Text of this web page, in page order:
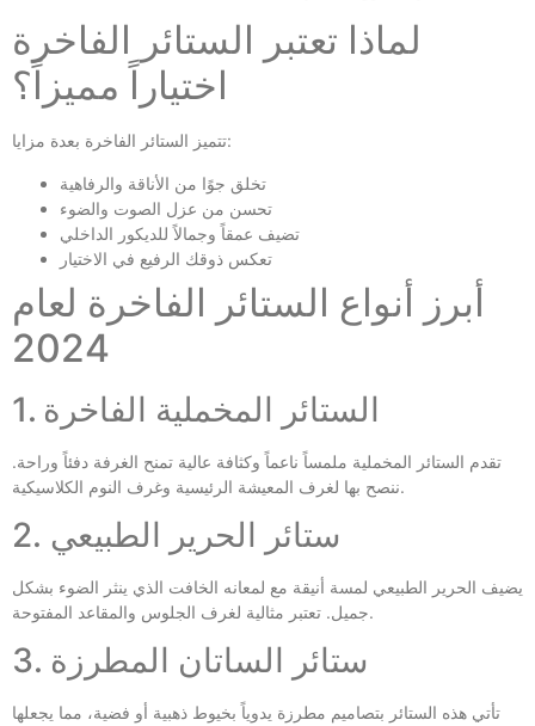
لماذا تعتبر الستائر الفاخرة
اختياراً مميزاً؟
تتميز الستائر الفاخرة بعدة مزايا:
تخلق جوًا من الأناقة والرفاهية
تحسن من عزل الصوت والضوء
تضيف عمقاً وجمالاً للديكور الداخلي
تعكس ذوقك الرفيع في الاختيار
أبرز أنواع الستائر الفاخرة لعام
2024
1. الستائر المخملية الفاخرة
تقدم الستائر المخملية ملمساً ناعماً وكثافة عالية تمنح الغرفة دفئاً وراحة.
ننصح بها لغرف المعيشة الرئيسية وغرف النوم الكلاسيكية.
2. ستائر الحرير الطبيعي
يضيف الحرير الطبيعي لمسة أنيقة مع لمعانه الخافت الذي ينثر الضوء بشكل
جميل. تعتبر مثالية لغرف الجلوس والمقاعد المفتوحة.
3. ستائر الساتان المطرزة
تأتي هذه الستائر بتصاميم مطرزة يدوياً بخيوط ذهبية أو فضية، مما يجعلها